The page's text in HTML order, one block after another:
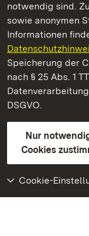
notwendig sind.
sowie anonymen
Informationen
Speicherung der
nach § 25 Abs. 1
DSGVO.
Nur
Cookies
Cookie-
Staatliche Schlösser
Staatliche
Kontakt
Gebärdensprache
Erklärung zur
BITV-konform
Weiteres